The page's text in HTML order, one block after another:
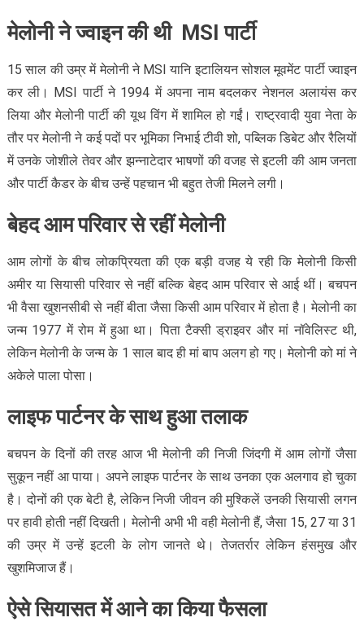
मेलोनी ने ज्वाइन की थी MSI पार्टी
15 साल की उम्र में मेलोनी ने MSI यानि इटालियन सोशल मूवमेंट पार्टी ज्वाइन
कर ली। MSI पार्टी ने 1994 में अपना नाम बदलकर नेशनल अलायंस कर
लिया और मेलोनी पार्टी की यूथ विंग में शामिल हो गईं। राष्ट्रवादी युवा नेता के
तौर पर मेलोनी ने कई पदों पर भूमिका निभाई टीवी शो, पब्लिक डिबेट और रैलियों
में उनके जोशीले तेवर और झन्नाटेदार भाषणों की वजह से इटली की आम जनता
और पार्टी कैडर के बीच उन्हें पहचान भी बहुत तेजी मिलने लगी।
बेहद आम परिवार से रहीं मेलोनी
आम लोगों के बीच लोकप्रियता की एक बड़ी वजह ये रही कि मेलोनी किसी
अमीर या सियासी परिवार से नहीं बल्कि बेहद आम परिवार से आई थीं। बचपन
भी वैसा खुशनसीबी से नहीं बीता जैसा किसी आम परिवार में होता है। मेलोनी का
जन्म 1977 में रोम में हुआ था। पिता टैक्सी ड्राइवर और मां नॉवेलिस्ट थी,
लेकिन मेलोनी के जन्म के 1 साल बाद ही मां बाप अलग हो गए। मेलोनी को मां ने
अकेले पाला पोसा।
लाइफ पार्टनर के साथ हुआ तलाक
बचपन के दिनों की तरह आज भी मेलोनी की निजी जिंदगी में आम लोगों जैसा
सुकून नहीं आ पाया। अपने लाइफ पार्टनर के साथ उनका एक अलगाव हो चुका
है। दोनों की एक बेटी है, लेकिन निजी जीवन की मुश्किलें उनकी सियासी लगन
पर हावी होती नहीं दिखती। मेलोनी अभी भी वही मेलोनी हैं, जैसा 15, 27 या 31
की उम्र में उन्हें इटली के लोग जानते थे। तेजतर्रार लेकिन हंसमुख और
खुशमिजाज हैं।
ऐसे सियासत में आने का किया फैसला